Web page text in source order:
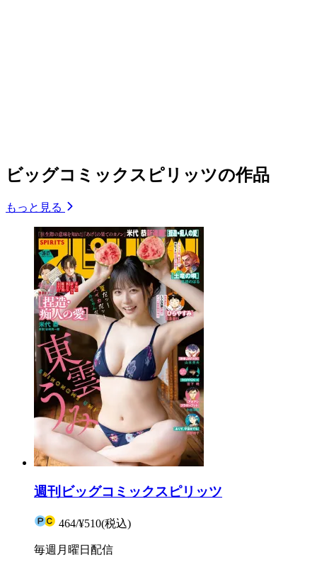
ビッグコミックスピリッツの作品
もっと見る
週刊ビッグコミックスピリッツ
464/¥510(税込)
毎週月曜日配信